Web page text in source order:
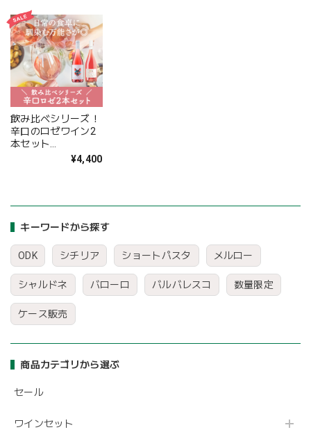
キーワードから探す
ODK シチリア ショートパスタ メルロー
シャルドネ バローロ バルバレスコ 数量限定
ケース販売
商品カテゴリから選ぶ
セール
ワインセット
料〉(B702003)
飲み比べシリーズ！
辛口のロゼワイン2
本セット
〈16.7%OFF〉¥4,400